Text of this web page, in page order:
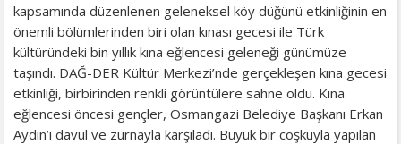
kapsamında düzenlenen geleneksel köy düğünü etkinliğinin en
önemli bölümlerinden biri olan kınası gecesi ile Türk
kültüründeki bin yıllık kına eğlencesi geleneği günümüze
taşındı. DAĞ-DER Kültür Merkezi’nde gerçekleşen kına gecesi
etkinliği, birbirinden renkli görüntülere sahne oldu. Kına
eğlencesi öncesi gençler, Osmangazi Belediye Başkanı Erkan
Aydın’ı davul ve zurnayla karşıladı. Büyük bir coşkuyla yapılan